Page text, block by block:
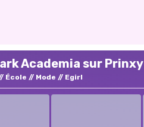
Academia sur Prinxy
École Mode Egirl